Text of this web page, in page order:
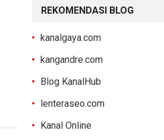
REKOMENDASI BLOG
kanalgaya.com
kangandre.com
Blog KanalHub
lenteraseo.com
Kanal Online